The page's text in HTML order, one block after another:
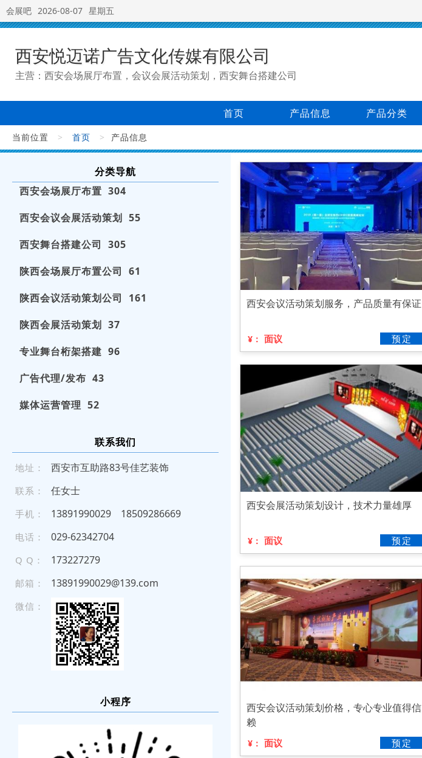
会展吧 2026-08-07 星期五
西安悦迈诺广告文化传媒有限公司
主营：西安会场展厅布置，会议会展活动策划，西安舞台搭建公司
首页 产品信息 产品分类
当前位置 > 首页 > 产品信息
分类导航
西安会场展厅布置 304
西安会议会展活动策划 55
西安舞台搭建公司 305
陕西会场展厅布置公司 61
陕西会议活动策划公司 161
陕西会展活动策划 37
专业舞台桁架搭建 96
广告代理/发布 43
媒体运营管理 52
联系我们
地址： 西安市互助路83号佳艺装饰
联系： 任女士
手机： 138 91 9 900 29 1 8 5 0 9 28 66 69
电话： 029 - 6 23 42 7 0 4
Q Q： 173227279
邮箱： 13891990029@139.com
微信：
小程序
西安会议活动策划服务，产品质量有保证
¥： 面议 预定
西安会展活动策划设计，技术力量雄厚
¥： 面议 预定
西安会议活动策划价格，专心专业值得信
赖
¥： 面议 预定